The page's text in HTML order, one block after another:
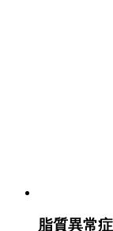
脂質異常症